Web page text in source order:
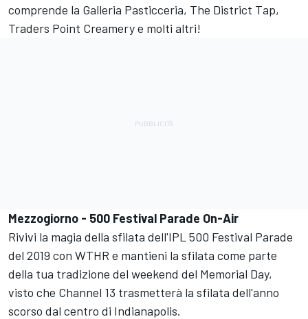
comprende la Galleria Pasticceria, The District Tap,
Traders Point Creamery e molti altri!
Mezzogiorno - 500 Festival Parade On-Air
Rivivi la magia della sfilata dell'IPL 500 Festival Parade
del 2019 con WTHR e mantieni la sfilata come parte
della tua tradizione del weekend del Memorial Day,
visto che Channel 13 trasmetterà la sfilata dell'anno
scorso dal centro di Indianapolis.